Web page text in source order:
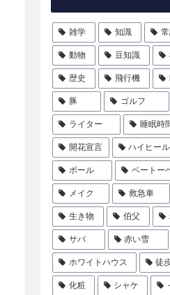
雑学 知識
動物 豆知識
歴史 飛行機
豚 ゴルフ
ライター 睡眠時
開花宣言 ハイヒール
ボール ベートー
メイク 救急車
生き物 伯父
サバ 赤い雪
ホワイトハウス 徒
化粧 シャケ